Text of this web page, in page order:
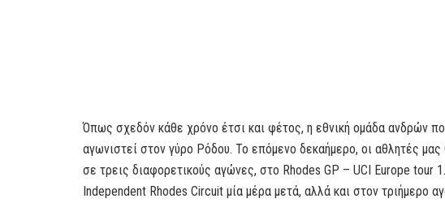
Όπως σχεδόν κάθε χρόνο έτσι και φέτος, η εθνική ομάδα ανδρών
αγωνιστεί στον γύρο Ρόδου. Το επόμενο δεκαήμερο, οι αθλητές
σε τρεις διαφορετικούς αγώνες, στο Rhodes GP – UCI Europe tour
Independent Rhodes Circuit μία μέρα μετά, αλλά και στον τριήμερο